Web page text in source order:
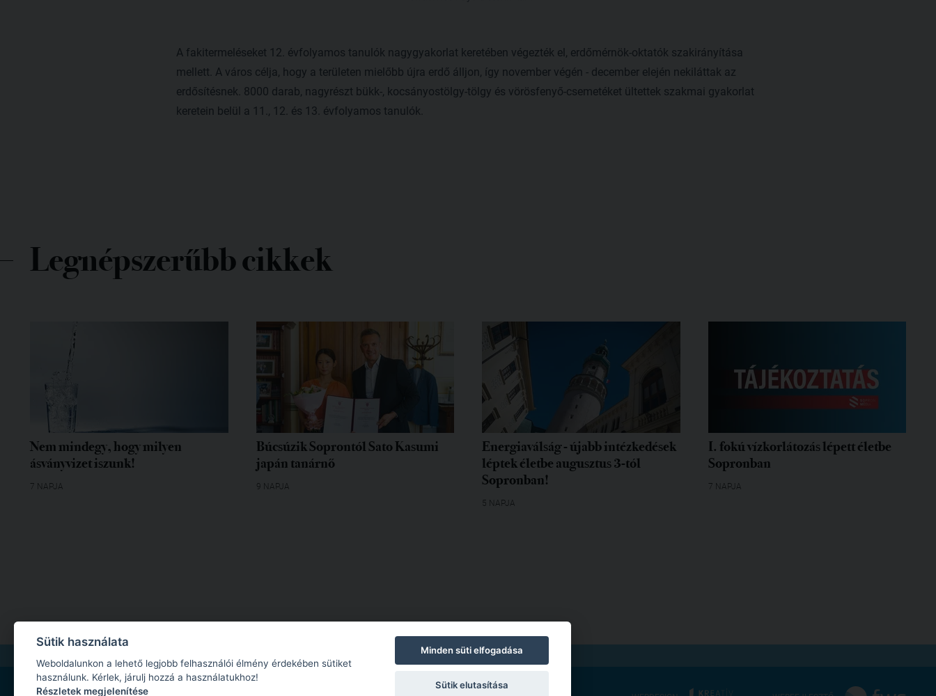
A fakitermeléseket 12. évfolyamos tanulók nagygyakorlat keretében végezték el, erdőmérnök-oktatók szakirányítása
mellett. A város célja, hogy a területen mielőbb újra erdő álljon, így november végén - december elején nekiláttak az
erdősítésnek. 8000 darab, nagyrészt bükk-, kocsányostölgy-tölgy és vörösfenyő-csemetéket ültettek szakmai gyakorlat
keretein belül a 11., 12. és 13. évfolyamos tanulók.
Legnépszerűbb cikkek
Nem mindegy, hogy milyen
ásványvizet iszunk!
7 NAPJA
Búcsúzik Soprontól Sato Kasumi
japán tanárnő
9 NAPJA
Energiaválság - újabb intézkedések
léptek életbe augusztus 3-tól
Sopronban!
5 NAPJA
I. fokú vízkorlátozás lépett életbe
Sopronban
7 NAPJA
MODERÁLÁSI SZABÁLYZAT
Sütik használata
Weboldalunkon a lehető legjobb felhasználói élmény érdekében sütiket
használunk. Kérlek, járulj hozzá a használatukhoz!
Részletek megjelenítése
Minden süti elfogadása
Sütik elutasítása